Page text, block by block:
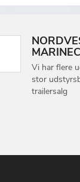
Vi har flere
stor
trailersalg